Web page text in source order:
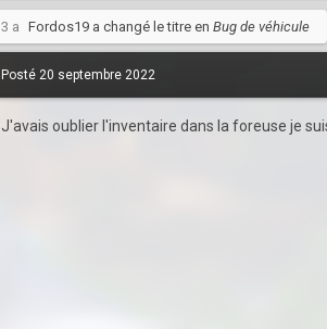
3 a Fordos19 a changé le titre en Bug de véhicule
Posté 20 septembre 2022
J'avais oublier l'inventaire dans la foreuse je